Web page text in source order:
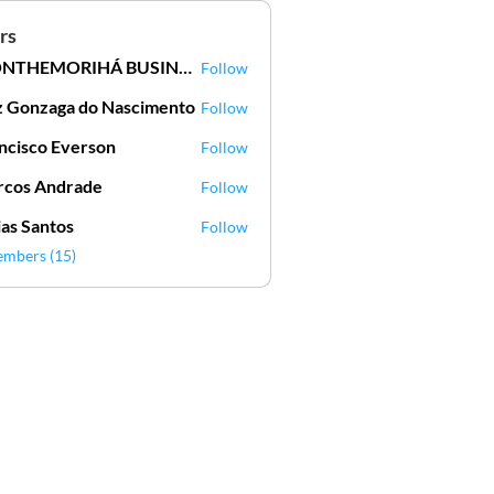
MONTHEMORIHÁ BUSINESSCLUB Follow
do Nascimento
Gonzaga do Nascimento Follow
Everson
Everson Follow
Andrade Follow
Santos
Follow
(15)